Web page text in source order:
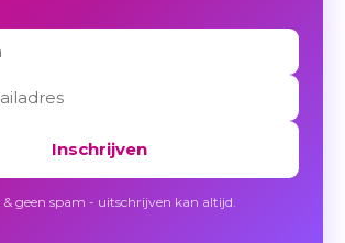
Inschrijven
& geen spam - uitschrijven kan altijd.